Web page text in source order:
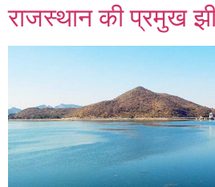
राजस्थान की प्रमुख